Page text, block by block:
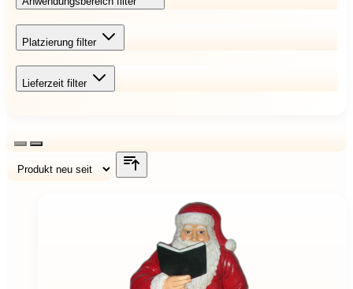
Platzierung filter
Lieferzeit filter